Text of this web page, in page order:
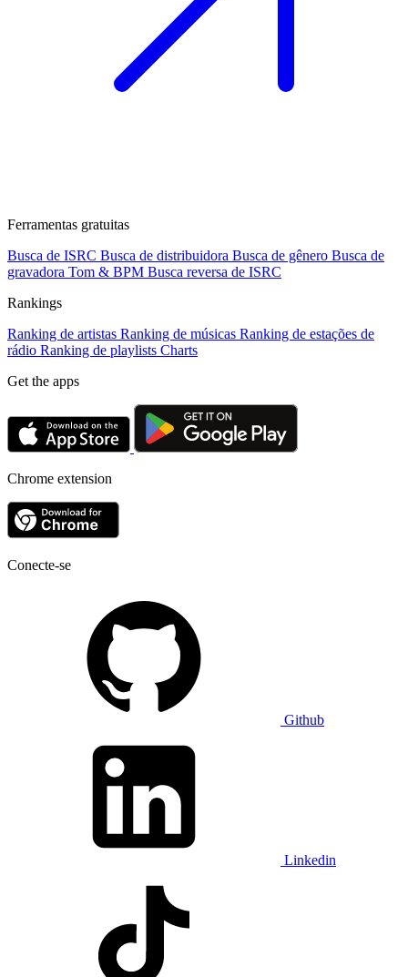
Ferramentas gratuitas
Busca de ISRC Busca de distribuidora Busca de gênero Busca de
gravadora Tom & BPM Busca reversa de ISRC
Rankings
Ranking de artistas Ranking de músicas Ranking de estações de
rádio Ranking de playlists Charts
Get the apps
Chrome extension
Conecte-se
Github
Linkedin